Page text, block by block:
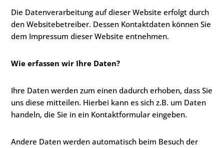
Die Datenverarbeitung auf dieser Website erfolgt durch
den Websitebetreiber. Dessen Kontaktdaten können Sie
dem Impressum dieser Website entnehmen.
Wie erfassen wir Ihre Daten?
Ihre Daten werden zum einen dadurch erhoben, dass Sie
uns diese mitteilen. Hierbei kann es sich z.B. um Daten
handeln, die Sie in ein Kontaktformular eingeben.
Andere Daten werden automatisch beim Besuch der